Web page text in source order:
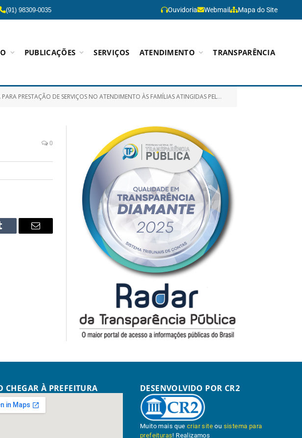
(91) 98309-0035 Ouvidoria Webmail Mapa do Site
PUBLICAÇÕES SERVIÇOS ATENDIMENTO TRANSPARÊNCIA
DE SERVIÇOS NO ATENDIMENTO ÀS FAMÍLIAS ATINGIDAS PELA SITUAÇÃO DE EMERGÊNCIA)
0
Email
CHEGAR À PREFEITURA DESENVOLVIDO POR CR2
Muito mais quecriar site ou sistema para
prefeituras! Realizamos